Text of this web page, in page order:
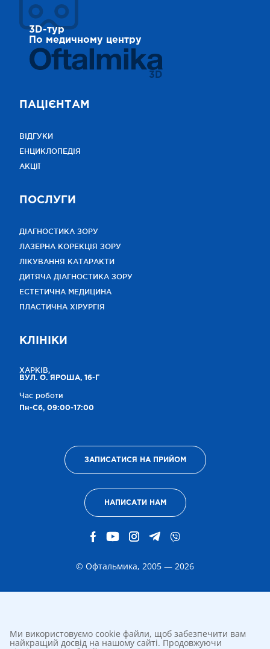
3D-тур
По медичному центру
3D
ПАЦІЄНТАМ
ВІДГУКИ
ЕНЦИКЛОПЕДІЯ
АКЦІЇ
ПОСЛУГИ
ДІАГНОСТИКА ЗОРУ
ЛАЗЕРНА КОРЕКЦІЯ ЗОРУ
ЛІКУВАННЯ КАТАРАКТИ
ДИТЯЧА ДІАГНОСТИКА ЗОРУ
ЕСТЕТИЧНА МЕДИЦИНА
ПЛАСТИЧНА ХІРУРГІЯ
КЛІНІКИ
ХАРКІВ,
ВУЛ. О. ЯРОША, 16-Г
Час роботи
Пн-Сб, 09:00-17:00
ЗАПИСАТИСЯ НА ПРИЙОМ
НАПИСАТИ НАМ
© Офтальмика, 2005 — 2026
Ми використовуємо cookie файли, щоб забезпечити вам
найкращий досвід на нашому сайті. Продовжуючи